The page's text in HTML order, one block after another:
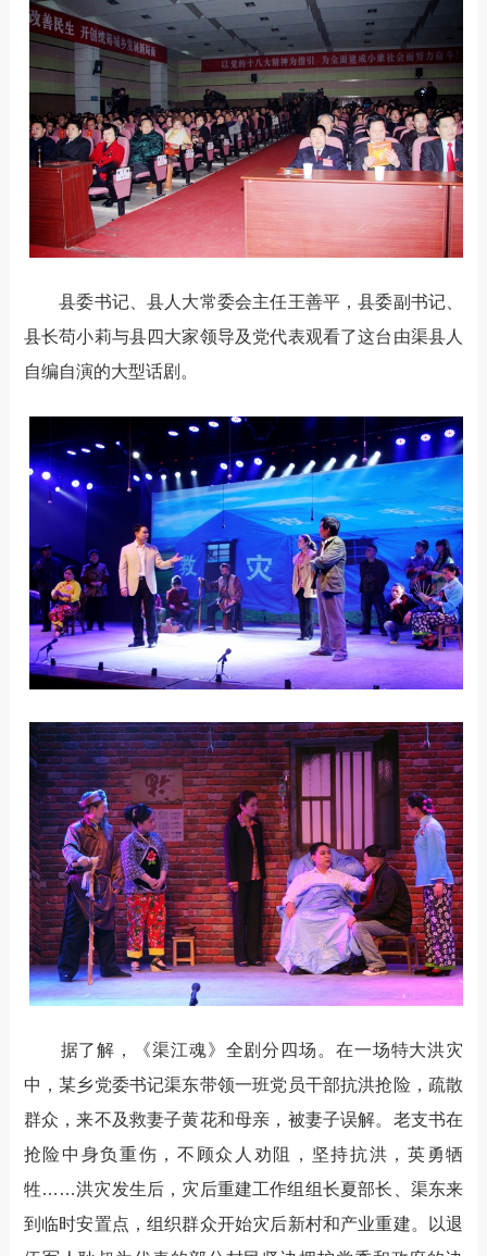
县委书记、县人大常委会主任王善平，县委副书记、
县长苟小莉与县四大家领导及党代表观看了这台由渠县人
自编自演的大型话剧。
据了解，《渠江魂》全剧分四场。在一场特大洪灾
中，某乡党委书记渠东带领一班党员干部抗洪抢险，疏散
群众，来不及救妻子黄花和母亲，被妻子误解。老支书在
抢险中身负重伤，不顾众人劝阻，坚持抗洪，英勇牺
牲……洪灾发生后，灾后重建工作组组长夏部长、渠东来
到临时安置点，组织群众开始灾后新村和产业重建。以退